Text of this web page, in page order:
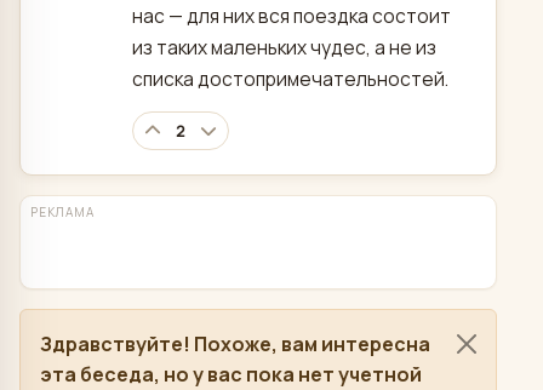
нас — для них вся поездка состоит
из таких маленьких чудес, а не из
списка достопримечательностей.
2
РЕКЛАМА
Здравствуйте! Похоже, вам интересна
эта беседа, но у вас пока нет учетной